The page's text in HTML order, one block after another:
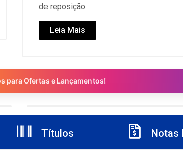
de reposição.
Leia Mais
para Ofertas e Lançamentos!
Títulos Notas